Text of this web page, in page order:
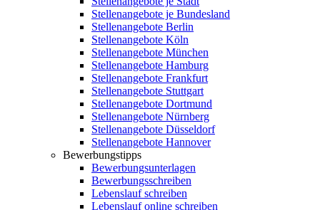
Stellenangebote je Bundesland
Stellenangebote Berlin
Stellenangebote Köln
Stellenangebote München
Stellenangebote Hamburg
Stellenangebote Frankfurt
Stellenangebote Stuttgart
Stellenangebote Dortmund
Stellenangebote Nürnberg
Stellenangebote Düsseldorf
Stellenangebote Hannover
Bewerbungstipps
Bewerbungsunterlagen
Bewerbungsschreiben
Lebenslauf schreiben
Lebenslauf online schreiben